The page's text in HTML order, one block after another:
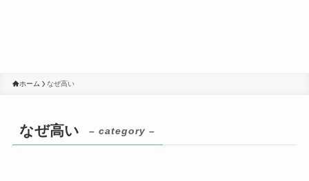
ホーム なぜ高い
なぜ高い – category –